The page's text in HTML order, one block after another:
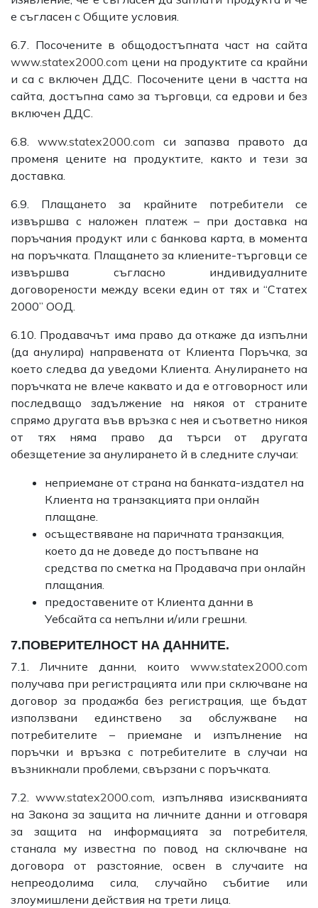
е съгласен с Общите условия.
6.7. Посочените в общодостъпната част на сайта
www.statex2000.com цени на продуктите са крайни
и са с включен ДДС. Посочените цени в частта на
сайта, достъпна само за търговци, са едрови и без
включен ДДС.
6.8. www.statex2000.com си запазва правото да
променя цените на продуктите, както и тези за
доставка.
6.9. Плащането за крайните потребители се
извършва с наложен платеж – при доставка на
поръчания продукт или с банкова карта, в момента
на поръчката. Плащането за клиените-търговци се
извършва съгласно индивидуалните
договорености между всеки един от тях и “Статех
2000” ООД.
6.10. Продавачът има право да откаже да изпълни
(да анулира) направената от Клиента Поръчка, за
което следва да уведоми Клиента. Анулирането на
поръчката не влече каквато и да е отговорност или
последващо задължение на някоя от страните
спрямо другата във връзка с нея и съответно никоя
от тях няма право да търси от другата
обезщетение за анулирането й в следните случаи:
неприемане от страна на банката-издател на
Клиента на транзакцията при онлайн
плащане.
осъществяване на паричната транзакция,
което да не доведе до постъпване на
средства по сметка на Продавача при онлайн
плащания.
предоставените от Клиента данни в
Уебсайта са непълни и/или грешни.
7.ПОВЕРИТЕЛНОСТ НА ДАННИТЕ.
7.1. Личните данни, които www.statex2000.com
получава при регистрацията или при сключване на
договор за продажба без регистрация, ще бъдат
използвани единствено за обслужване на
потребителите – приемане и изпълнение на
поръчки и връзка с потребителите в случаи на
възникнали проблеми, свързани с поръчката.
7.2.www.statex2000.com, изпълнява изискванията
на Закона за защита на личните данни и отговаря
за защита на информацията за потребителя,
станала му известна по повод на сключване на
договора от разстояние, освен в случаите на
непреодолима сила, случайно събитие или
злоумишлени действия на трети лица.